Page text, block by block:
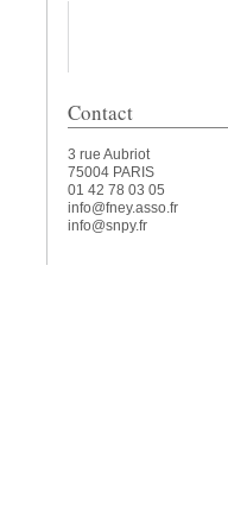
Contact
3 rue Aubriot
75004 PARIS
01 42 78 03 05
info@fney.asso.fr
info@snpy.fr